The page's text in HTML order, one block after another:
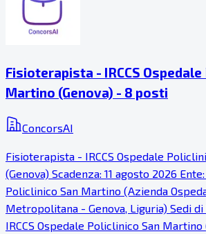
Fisioterapista - IRCCS
Martino (Genova) - 8 posti
ConcorsAI
Fisioterapista - IRCCS Ospedale
(Genova) Scadenza: 11 agosto 2026
Policlinico San Martino (Azienda
Metropolitana - Genova, Liguria) Sedi di
IRCCS Ospedale Policlinico San